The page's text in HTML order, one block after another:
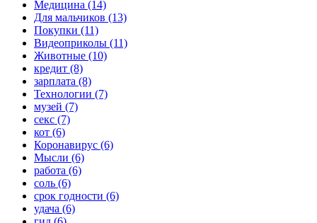
Медицина (14)
Для мальчиков (13)
Покупки (11)
Видеоприколы (11)
Животные (10)
кредит (8)
зарплата (8)
Технологии (7)
музей (7)
секс (7)
кот (6)
Коронавирус (6)
Мысли (6)
работа (6)
соль (6)
срок годности (6)
удача (6)